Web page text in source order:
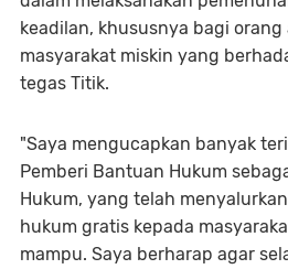
keadilan, khususnya bagi orang
masyarakat miskin yang
tegas Titik.
"Saya mengucapkan banyak
Pemberi Bantuan Hukum
Hukum, yang telah
hukum gratis kepada
mampu. Saya berharap agar